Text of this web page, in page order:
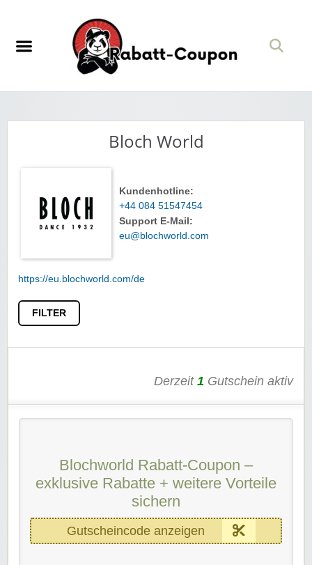
Bloch World
Kundenhotline:
+44 084 51547454
Support E-Mail:
eu@blochworld.com
https://eu.blochworld.com/de
FILTER
Derzeit 1 Gutschein aktiv
Blochworld Rabatt-Coupon –
exklusive Rabatte + weitere Vorteile
sichern
Gutscheincode anzeigen